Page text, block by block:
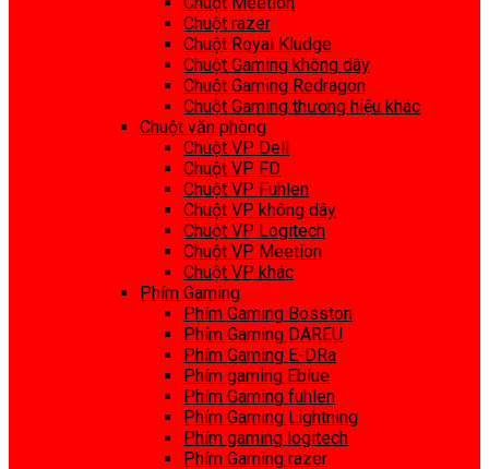
Chuột razer
Chuột Royal Kludge
Chuột Gaming không dây
Chuột Gaming Redragon
Chuột Gaming thương hiệu khác
Chuột văn phòng
Chuột VP Dell
Chuột VP FD
Chuột VP Fuhlen
Chuột VP không dây
Chuột VP Logitech
Chuột VP Meetion
Chuột VP khác
Phím Gaming
Phím Gaming Bosston
Phím Gaming DAREU
Phím Gaming E-DRa
Phím gaming Eblue
Phím Gaming fuhlen
Phím Gaming Lightning
Phím gaming logitech
Phím Gaming razer